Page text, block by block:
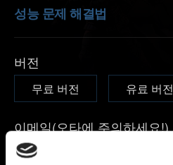
성능 문제 해결법
버전
무료 버전 유료 버전
이메일(오타에 주의하세요!)